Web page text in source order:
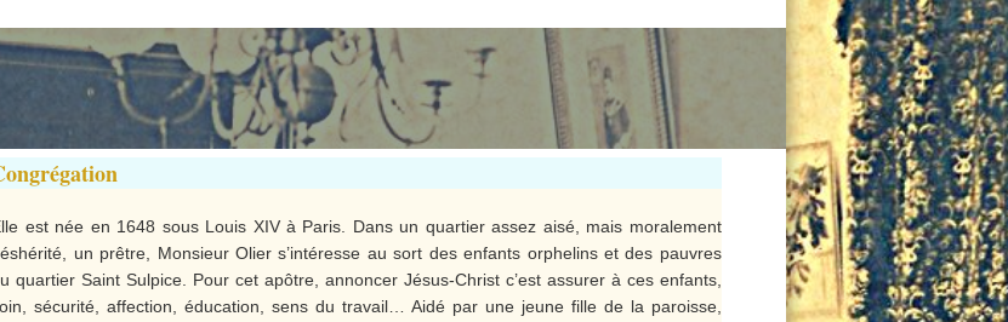
est née en 1648 sous Louis XIV à Paris. Dans un quartier assez aisé, mais moralement
un prêtre, Monsieur Olier s’intéresse au sort des enfants orphelins et des pauvres
quartier Saint Sulpice. Pour cet apôtre, annoncer Jésus-Christ c’est assurer à ces enfants,
sécurité, affection, éducation, sens du travail… Aidé par une jeune fille de la paroisse,